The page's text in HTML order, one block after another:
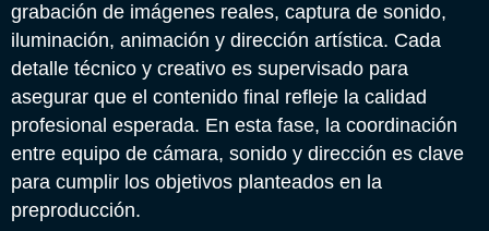
grabación de imágenes reales, captura de sonido,
iluminación, animación y dirección artística. Cada
detalle técnico y creativo es supervisado para
asegurar que el contenido final refleje la calidad
profesional esperada. En esta fase, la coordinación
entre equipo de cámara, sonido y dirección es clave
para cumplir los objetivos planteados en la
preproducción.